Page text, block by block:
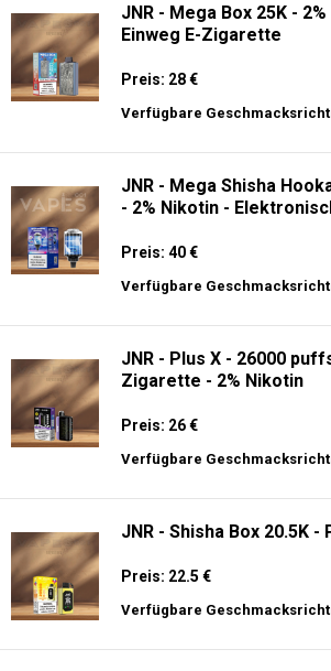
JNR - Mega Box 25K -
Einweg E-Zigarette
Preis: 28 €
Verfügbare
JNR - Mega Shisha
- 2% Nikotin -
Preis: 40 €
Verfügbare
JNR - Plus X - 26000
Zigarette - 2% Nikotin
Preis: 26 €
Verfügbare
JNR - Shisha Box 20.5K -
Preis: 22.5 €
Verfügbare